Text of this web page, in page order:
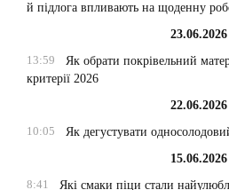
й підлога впливають на щоденну
23.06.2026
13:59
Як обрати покрівельний
критерії 2026
22.06.2026
10:05
Як дегустувати
15.06.2026
8:41
Які смаки піци стали